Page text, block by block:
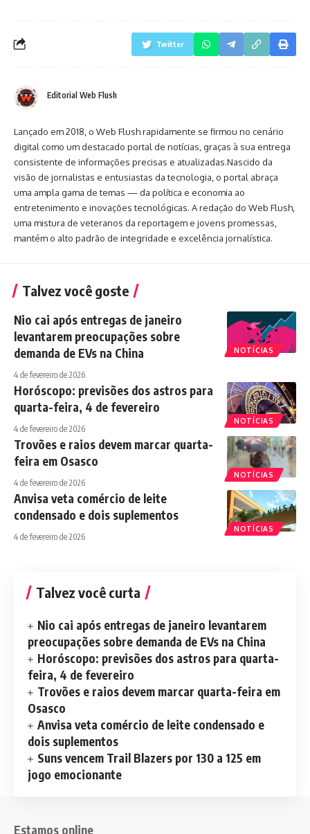
Twitter
Editorial Web Flush
Lançado em 2018, o Web Flush rapidamente se firmou no cenário
digital como um destacado portal de notícias, graças à sua entrega
consistente de informações precisas e atualizadas.Nascido da
visão de jornalistas e entusiastas da tecnologia, o portal abraça
uma ampla gama de temas — da política e economia ao
entretenimento e inovações tecnológicas. A redação do Web Flush,
uma mistura de veteranos da reportagem e jovens promessas,
mantém o alto padrão de integridade e excelência jornalística.
Talvez você goste
NOTÍCIAS
Nio cai após entregas de janeiro
levantarem preocupações sobre
demanda de EVs na China
4 de fevereiro de 2026
NOTÍCIAS
Horóscopo: previsões dos astros para
quarta-feira, 4 de fevereiro
4 de fevereiro de 2026
NOTÍCIAS
Trovões e raios devem marcar quarta-
feira em Osasco
4 de fevereiro de 2026
NOTÍCIAS
Anvisa veta comércio de leite
condensado e dois suplementos
4 de fevereiro de 2026
Talvez você curta
Nio cai após entregas de janeiro levantarem
preocupações sobre demanda de EVs na China
Horóscopo: previsões dos astros para quarta-
feira, 4 de fevereiro
Trovões e raios devem marcar quarta-feira em
Osasco
Anvisa veta comércio de leite condensado e
dois suplementos
Suns vencem Trail Blazers por 130 a 125 em
jogo emocionante
Estamos online